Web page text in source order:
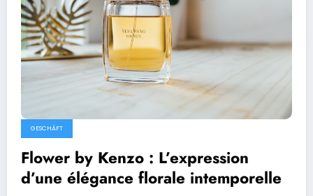
GESCHÄFT
Flower by Kenzo : L’expression
d’une élégance florale intemporelle